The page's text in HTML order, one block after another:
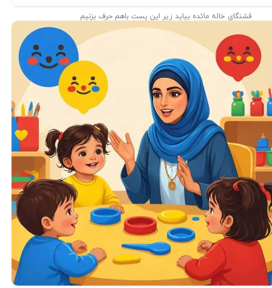
قشنگای خاله مائده بیاید زیر این پست باهم حرف بزنیم